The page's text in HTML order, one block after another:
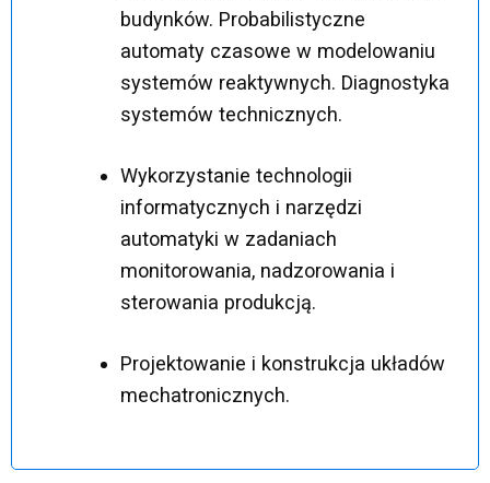
budynków. Probabilistyczne
automaty czasowe w modelowaniu
systemów reaktywnych. Diagnostyka
systemów technicznych.
Wykorzystanie technologii
informatycznych i narzędzi
automatyki w zadaniach
monitorowania, nadzorowania i
sterowania produkcją.
Projektowanie i konstrukcja układów
mechatronicznych.